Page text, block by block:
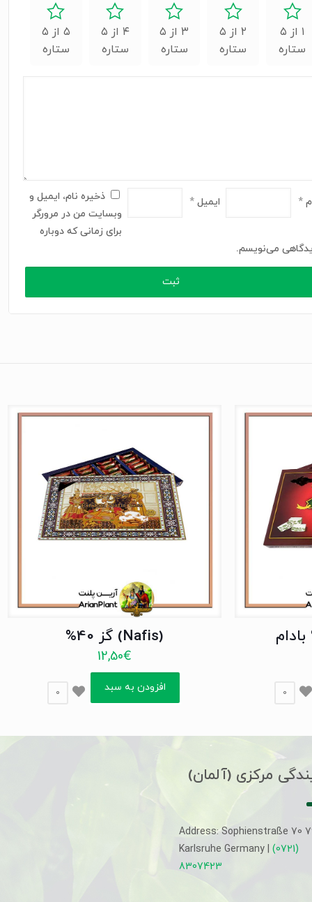
۱ از ۵
ستاره
۲ از ۵
ستاره
۳ از ۵
ستاره
۴ از ۵
ستاره
۵ از ۵
ستاره
* ایمیل*
ذخیره نام، ایمیل و
وبسایت من در مرورگر
برای زمانی که دوباره
می‌نویسم.
0
(Nafis) گز 40%
12,50€
افزودن به سبد 0
مرکزی (آلمان)
Address: Sophienstraße 70
Karlsruhe Germany | (0721)
8307423